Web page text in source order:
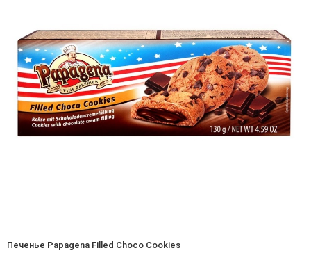
Печенье Papagena Filled Choco Cookies